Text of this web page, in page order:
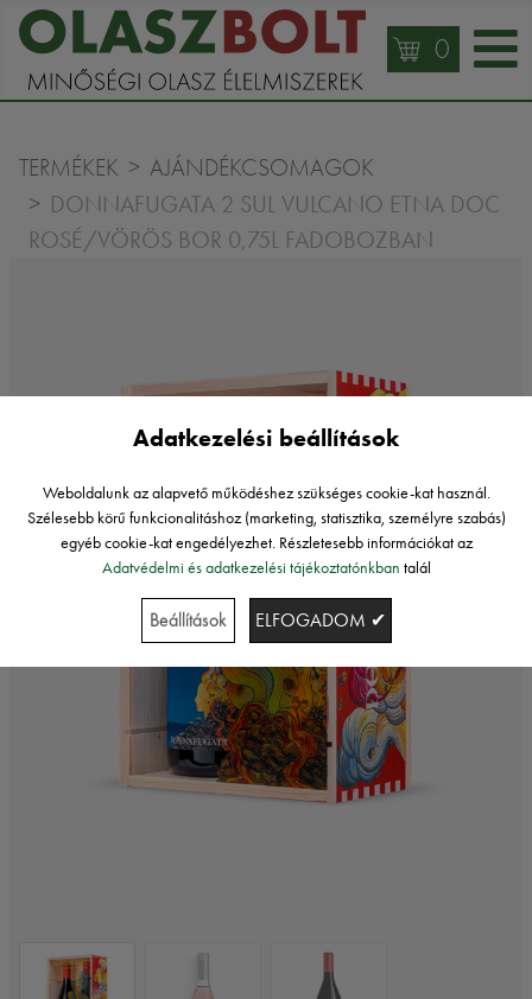
0
TERMÉKEK AJÁNDÉKCSOMAGOK
DONNAFUGATA 2 SUL VULCANO ETNA DOC
ROSÉ/VÖRÖS BOR 0,75L FADOBOZBAN
Adatkezelési beállítások
Weboldalunk az alapvető működéshez szükséges cookie-kat használ.
Szélesebb körű funkcionalitáshoz (marketing, statisztika, személyre szabás)
egyéb cookie-kat engedélyezhet. Részletesebb információkat az
Adatvédelmi és adatkezelési tájékoztatónkban talál
Beállítások ELFOGADOM ✔